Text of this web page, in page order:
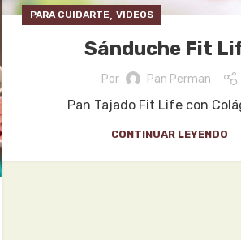
PARA CUIDARTE, VIDEOS
Sánduche Fit
Por Pan Perman
Pan Tajado Fit Life con
CONTINUAR LEYENDO